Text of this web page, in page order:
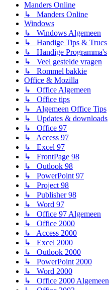
Manders Online
↳ Manders Online
Windows
↳ Windows Algemeen
↳ Handige Tips & Trucs
↳ Handige Programma's
↳ Veel gestelde vragen
↳ Rommel bakkie
Office & Mozilla
↳ Office Algemeen
↳ Office tips
↳ Algemeen Office Tips
↳ Updates & downloads
↳ Office 97
↳ Access 97
↳ Excel 97
↳ FrontPage 98
↳ Outlook 98
↳ PowerPoint 97
↳ Project 98
↳ Publisher 98
↳ Word 97
↳ Office 97 Algemeen
↳ Office 2000
↳ Access 2000
↳ Excel 2000
↳ Outlook 2000
↳ PowerPoint 2000
↳ Word 2000
↳ Office 2000 Algemeen